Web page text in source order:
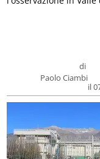
di
Paolo Ciambi
il